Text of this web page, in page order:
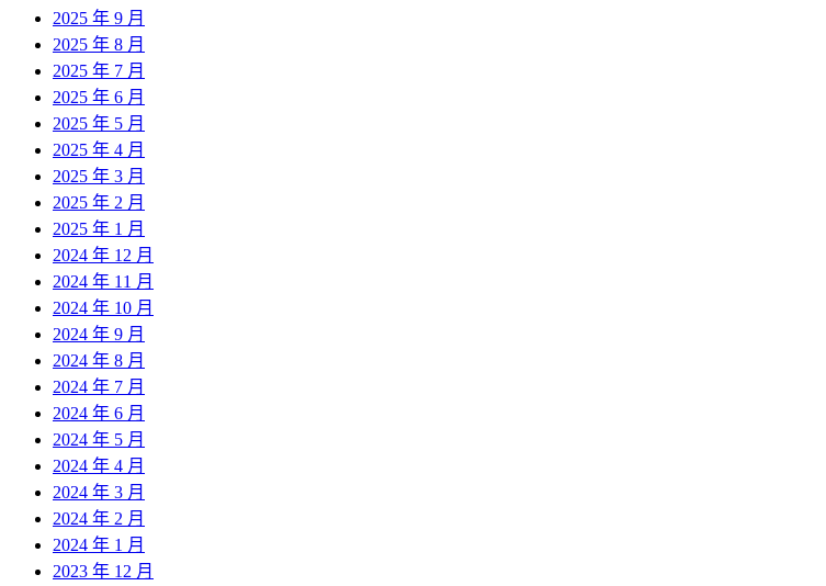
2025 年 9 月
2025 年 8 月
2025 年 7 月
2025 年 6 月
2025 年 5 月
2025 年 4 月
2025 年 3 月
2025 年 2 月
2025 年 1 月
2024 年 12 月
2024 年 11 月
2024 年 10 月
2024 年 9 月
2024 年 8 月
2024 年 7 月
2024 年 6 月
2024 年 5 月
2024 年 4 月
2024 年 3 月
2024 年 2 月
2024 年 1 月
2023 年 12 月